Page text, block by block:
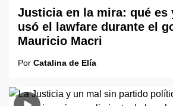
Justicia en la mira: qué es
usó el lawfare durante el
Mauricio Macri
Por Catalina de Elía